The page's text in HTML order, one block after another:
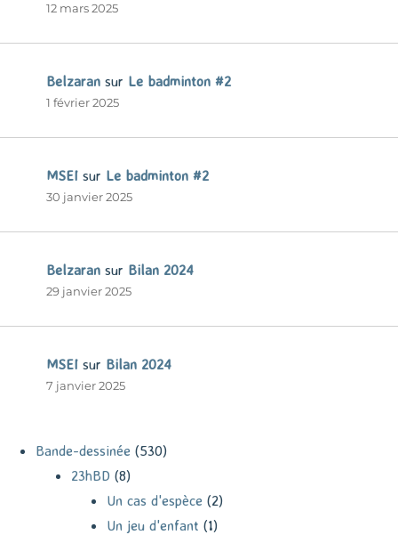
12 mars 2025
Belzaran sur Le badminton #2
1 février 2025
MSEI sur Le badminton #2
30 janvier 2025
Belzaran sur Bilan 2024
29 janvier 2025
MSEI sur Bilan 2024
7 janvier 2025
Bande-dessinée (530)
23hBD (8)
Un cas d'espèce (2)
Un jeu d'enfant (1)